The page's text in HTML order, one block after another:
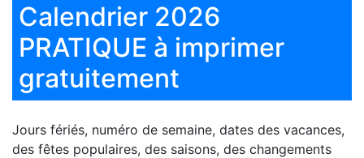
Calendrier 2026
PRATIQUE à imprimer
gratuitement
Jours fériés, numéro de semaine, dates des vacances,
des fêtes populaires, des saisons, des changements